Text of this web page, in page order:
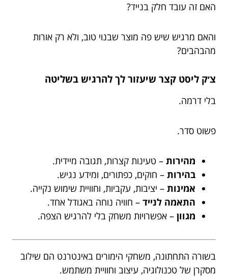
האם זה עובד חלק בנייד?
והאם מרגיש שיש פה מוצר שבנוי טוב, ולא רק אורות
מהבהבים?
צ׳ק ליסט קצר שיעזור לך להרגיש בשליטה
בלי דרמה.
פשוט סדר.
מהירות – טעינות קצרות, תגובה מיידית.
בהירות – חוקים, כפתורים, ומידע נגיש.
אמינות – יציבות, עקביות, וחוויית שימוש נקייה.
התאמה לנייד – חוויה נוחה באגודל אחד.
מגוון – אפשרויות משחק בלי להרגיש הצפה.
בשורה התחתונה, משחקי הימורים באינטרנט הם שילוב
מסקרן של טכנולוגיה, עיצוב וחוויית משתמש.